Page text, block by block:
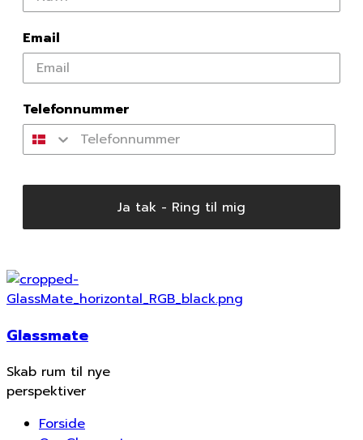
Email
Telefonnummer
Ja tak - Ring til mig
Glassmate
Skab rum til nye
perspektiver
Forside